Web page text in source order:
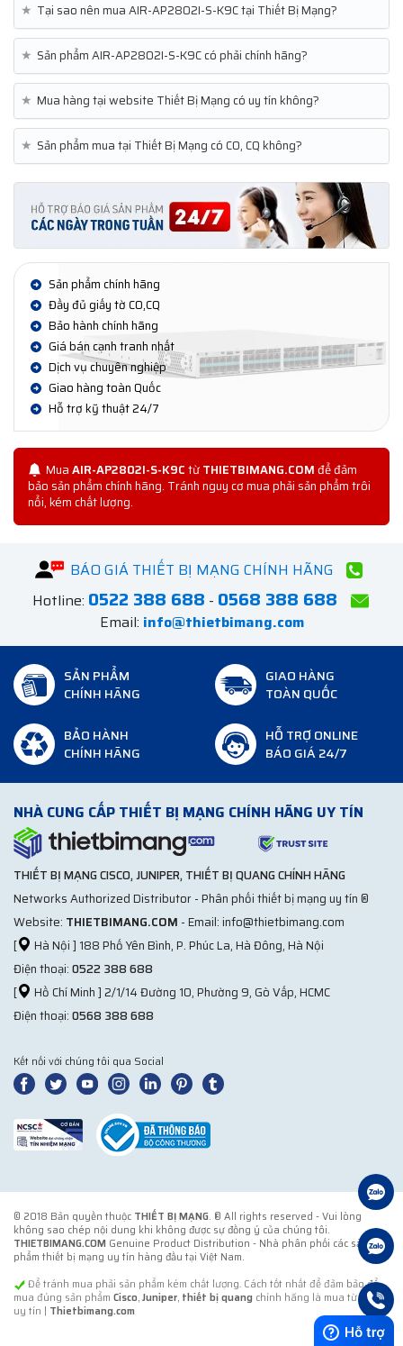
★ Tại sao nên mua AIR-AP2802I-S-K9C tại Thiết Bị Mạng?
★ Sản phẩm AIR-AP2802I-S-K9C có phải chính hãng?
★ Mua hàng tại website Thiết Bị Mạng có uy tín không?
★ Sản phẩm mua tại Thiết Bị Mạng có CO, CQ không?
Sản phẩm chính hãng
Đầy đủ giấy tờ CO,CQ
Bảo hành chính hãng
Giá bán cạnh tranh nhất
Dịch vụ chuyên nghiệp
Giao hàng toàn Quốc
Hỗ trợ kỹ thuật 24/7
MuaAIR-AP2802I-S-K9CtừTHIETBIMANG.COMđể đảm
bảo sản phẩm chính hãng. Tránh nguy cơ mua phải sản phẩm trôi
nổi, kém chất lượng.
BÁO GIÁ THIẾT BỊ MẠNG CHÍNH HÃNG
Hotline: 0522 388 688 - 0568 388 688
Email: info@thietbimang.com
SẢN PHẨM
CHÍNH HÃNG
GIAO HÀNG
TOÀN QUỐC
BẢO HÀNH
CHÍNH HÃNG
HỖ TRỢ ONLINE
BÁO GIÁ 24/7
NHÀ CUNG CẤP THIẾT BỊ MẠNG CHÍNH HÃNG UY TÍN
THIẾT BỊ MẠNG CISCO, JUNIPER, THIẾT BỊ QUANG CHÍNH HÃNG
Networks Authorized Distributor - Phân phối thiết bị mạng uy tín ®
Website: THIETBIMANG.COM - Email: info@thietbimang.com
[
Hà Nội ] 188 Phố Yên Bình, P. Phúc La, Hà Đông, Hà Nội
Điện thoại:0522 388 688
[
Hồ Chí Minh ] 2/1/14 Đường 10, Phường 9, Gò Vấp, HCMC
Điện thoại:0568 388 688
Kết nối với chúng tôi qua Social
© 2018 Bản quyền thuộc THIẾT BỊ MẠNG. ® All rights reserved - Vui lòng
không sao chép nội dung khi không được sự đồng ý của chúng tôi.
THIETBIMANG.COM Genuine Product Distribution - Nhà phân phối các sản
phẩm thiết bị mạng uy tín hàng đầu tại Việt Nam.
Để tránh mua phải sản phẩm kém chất lượng. Cách tốt nhất để đảm bảo để
mua đúng sản phẩm Cisco,Juniper, thiết bị quang chính hãng là mua từ đơn vị
uy tín | Thietbimang.com